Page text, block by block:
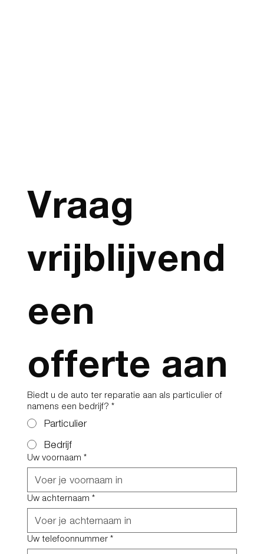
Vraag
vrijblijvend
een
offerte aan
Biedt u de auto ter reparatie aan als particulier of
namens een bedrijf? *
Particulier
Bedrijf
Uw voornaam *
Uw achternaam *
Uw telefoonnummer *